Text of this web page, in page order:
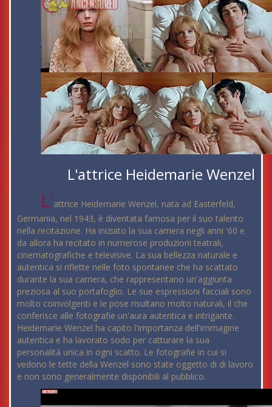
L'attrice Heidemarie Wenzel
L'attrice Heidemarie Wenzel, nata ad Easterfeld,
Germania, nel 1943, è diventata famosa per il suo talento
nella recitazione. Ha iniziato la sua carriera negli anni '60 e
da allora ha recitato in numerose produzioni teatrali,
cinematografiche e televisive. La sua bellezza naturale e
autentica si riflette nelle foto spontanee che ha scattato
durante la sua carriera, che rappresentano un'aggiunta
preziosa al suo portafoglio. Le sue espressioni facciali sono
molto coinvolgenti e le pose risultano molto naturali, il che
conferisce alle fotografie un'aura autentica e intrigante.
Heidemarie Wenzel ha capito l'importanza dell'immagine
autentica e ha lavorato sodo per catturare la sua
personalità unica in ogni scatto. Le fotografie in cui si
vedono le tette della Wenzel sono state oggetto di di lavoro
e non sono generalmente disponibili al pubblico.